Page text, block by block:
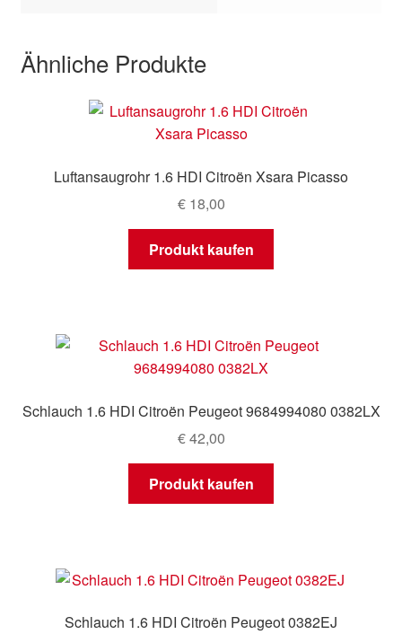
Ähnliche Produkte
Luftansaugrohr 1.6 HDI Citroën Xsara Picasso
€18,00
Produkt kaufen
Schlauch 1.6 HDI Citroën Peugeot 9684994080 0382LX
€42,00
Produkt kaufen
Schlauch 1.6 HDI Citroën Peugeot 0382EJ